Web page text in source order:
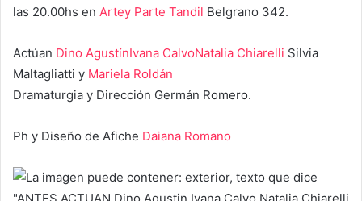
las 20.00hs en Artey Parte Tandil Belgrano 342.
Actúan Dino AgustínIvana CalvoNatalia Chiarelli Silvia
Maltagliatti y Mariela Roldán
Dramaturgia y Dirección Germán Romero.
Ph y Diseño de Afiche Daiana Romano